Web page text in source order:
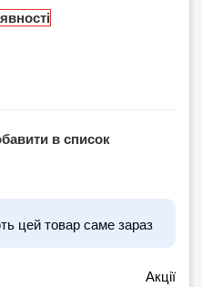
в список
цей товар саме зараз
Акції